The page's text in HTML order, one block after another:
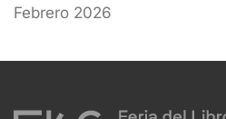
Febrero 2026